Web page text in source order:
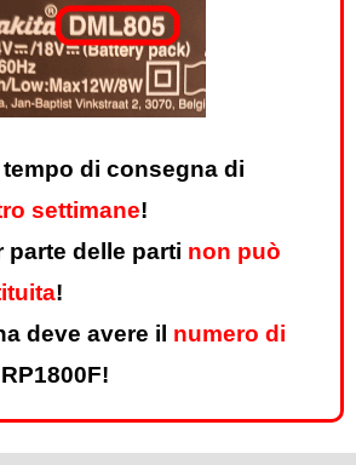
di consegna di
settimane!
parte delle parti non può
!
deve avere il numero di
RP1800F!